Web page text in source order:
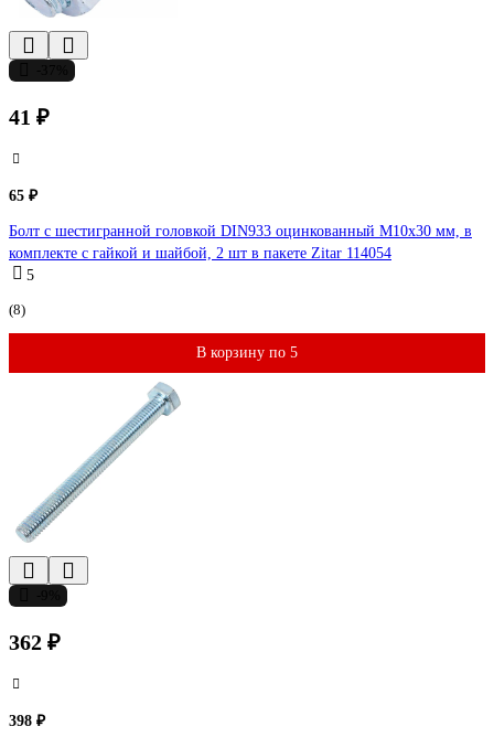
41 ₽
65 ₽
Болт с шестигранной головкой DIN933 оцинкованный М10x30 мм, в
комплекте с гайкой и шайбой, 2 шт в пакете Zitar 114054
5
(8)
В корзину по 5
362 ₽
398 ₽